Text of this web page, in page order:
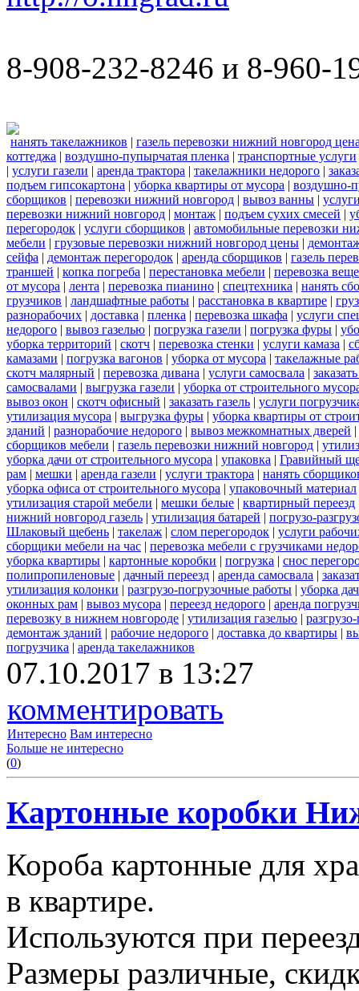
8-908-232-8246 и 8-960-
нанять такелажников | газель перевозки нижний новгород
коттеджа | воздушно-пупырчатая пленка | транспортные услуги
| услуги газели | аренда трактора | такелажники недорого |
подъем гипсокартона | уборка квартиры от мусора | воздушно-
сборщиков | перевозки нижний новгород | вывоз ванны |
перевозки нижний новгород | монтаж | подъем сухих смесей |
перегородок | услуги сборщиков | автомобильные перевозки
мебели | грузовые перевозки нижний новгород цены |
сейфа | демонтаж перегородок | аренда сборщиков | газель
траншей | копка погреба | перестановка мебели | перевозка
от мусора | лента | перевозка пианино | спецтехника | нанять
грузчиков | ландшафтные работы | расстановка в квартире |
разнорабочих | доставка | пленка | перевозка шкафа | услуги
недорого | вывоз газелью | погрузка газели | погрузка фуры |
уборка территорий | скотч | перевозка стенки | услуги камаза |
камазами | погрузка вагонов | уборка от мусора | такелажные
скотч малярный | перевозка дивана | услуги самосвала |
самосвалами | выгрузка газели | уборка от строительного
вывоз окон | скотч офисный | заказать газель | услуги
утилизация мусора | выгрузка фуры | уборка квартиры от
зданий | разнорабочие недорого | вывоз межкомнатных дверей |
сборщиков мебели | газель перевозки нижний новгород |
уборка дачи от строительного мусора | упаковка | Гравийный
рам | мешки | аренда газели | услуги трактора | нанять
уборка офиса от строительного мусора | упаковочный материал
утилизация старой мебели | мешки белые | квартирный переезд
нижний новгород газель | утилизация батарей | погрузо-
Шлаковый щебень | такелаж | слом перегородок | услуги
сборщики мебели на час | перевозка мебели с грузчиками
уборка квартиры | картонные коробки | погрузка | снос
полипропиленовые | дачный переезд | аренда самосвала |
утилизация колонки | разгрузо-погрузочные работы | уборка
оконных рам | вывоз мусора | переезд недорого | аренда
перевозку в нижнем новгороде | утилизация газелью |
демонтаж зданий | рабочие недорого | доставка до квартиры |
погрузчика | аренда такелажников
07.10.2017 в 13:27
комментировать
Интересно Вам интересно
Больше не интересно
(0)
Картонные коробки
Короба картонные для
в квартире.
Используются при
Размеры различные,